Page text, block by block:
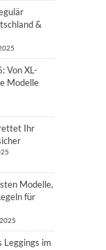
&
Von XL-
Modelle
Ihr
Modelle,
für
Leggings im